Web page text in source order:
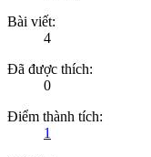
Bài viết:
4
Đã được thích:
0
Điểm thành tích:
1